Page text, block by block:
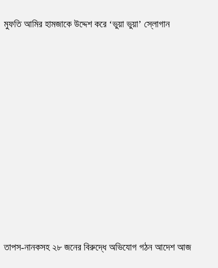
মুফতি আমির হামজাকে উদ্দেশ করে ‘ভুয়া ভুয়া’ স্লোগান
তাপস-নানকসহ ২৮ জনের বিরুদ্ধে অভিযোগ গঠন আদেশ আজ